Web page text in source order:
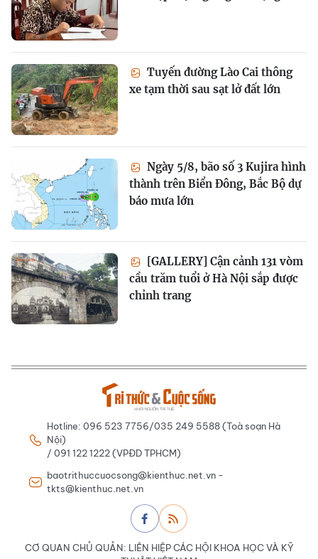
Tuyến đường Lào Cai thông
xe tạm thời sau sạt lở đất lớn
Ngày 5/8, bão số 3 Kujira hình
thành trên Biển Đông, Bắc Bộ dự
báo mưa lớn
[GALLERY] Cận cảnh 131 vòm
cầu trăm tuổi ở Hà Nội sắp được
chỉnh trang
Hotline: 096 523 7756/035 249 5588 (Toà soạn Hà
Nội)
/ 091 122 1222 (VPĐD TPHCM)
baotrithuccuocsong@kienthuc.net.vn -
tkts@kienthuc.net.vn
CƠ QUAN CHỦ QUẢN: LIÊN HIỆP CÁC HỘI KHOA HỌC VÀ KỸ